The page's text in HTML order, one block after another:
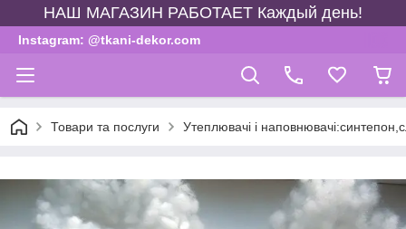
НАШ МАГАЗИН РАБОТАЕТ Каждый день!
Instagram: @tkani-dekor.com
Товари та послуги Утеплювачі і